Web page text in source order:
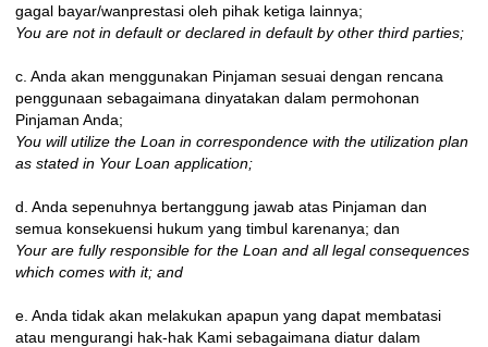
gagal bayar/wanprestasi oleh pihak ketiga lainnya;
You are not in default or declared in default by other third parties;
c. Anda akan menggunakan Pinjaman sesuai dengan rencana
penggunaan sebagaimana dinyatakan dalam permohonan
Pinjaman Anda;
You will utilize the Loan in correspondence with the utilization plan
as stated in Your Loan application;
d. Anda sepenuhnya bertanggung jawab atas Pinjaman dan
semua konsekuensi hukum yang timbul karenanya; dan
Your are fully responsible for the Loan and all legal consequences
which comes with it; and
e. Anda tidak akan melakukan apapun yang dapat membatasi
atau mengurangi hak-hak Kami sebagaimana diatur dalam